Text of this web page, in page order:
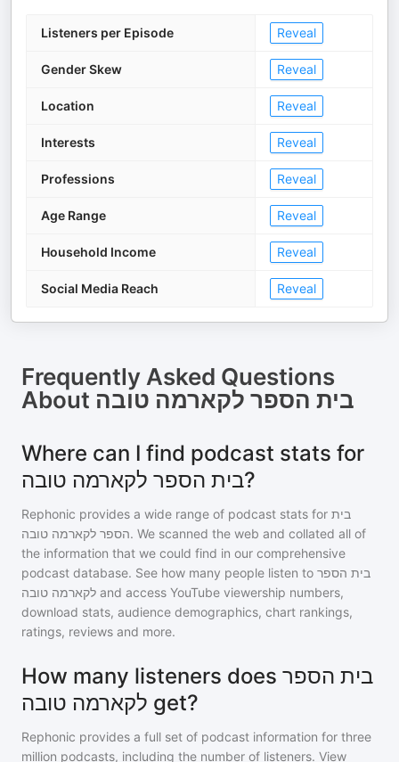
Listeners per Episode Reveal
Gender Skew Reveal
Location Reveal
Interests Reveal
Professions Reveal
Age Range Reveal
Household Income Reveal
Social Media Reach Reveal
Frequently Asked Questions
About בית הספר לקארמה טובה
Where can I find podcast stats for
בית הספר לקארמה טובה?
Rephonic provides a wide range of podcast stats for בית
הספר לקארמה טובה. We scanned the web and collated all of
the information that we could find in our comprehensive
podcast database. See how many people listen to בית הספר
לקארמה טובה and access YouTube viewership numbers,
download stats, audience demographics, chart rankings,
ratings, reviews and more.
How many listeners does בית הספר
לקארמה טובה get?
Rephonic provides a full set of podcast information for three
million podcasts, including the number of listeners. View